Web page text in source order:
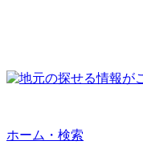
ホーム・検索